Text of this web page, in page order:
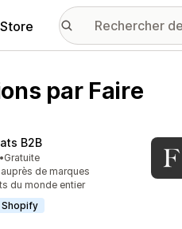
par Faire
B2B
5
total
•Gratuite
de marques
du monde entier